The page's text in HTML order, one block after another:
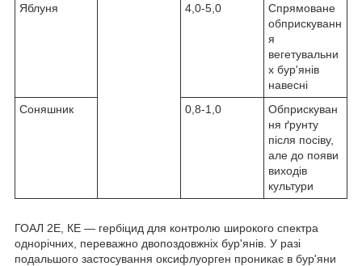
Яблуня
4,0-5,0
Спрямоване
обприскуванн
я
вегетувальни
х бур'янів
навесні
Соняшник
0,8-1,0
Обприскуван
ня ґрунту
після посіву,
але до появи
виходів
культури
ГОАЛ 2Е, КЕ — гербіцид для контролю широкого спектра
однорічних, переважно двопоздовжніх бур'янів. У разі
подальшого застосування оксифлуорген проникає в бур'яни